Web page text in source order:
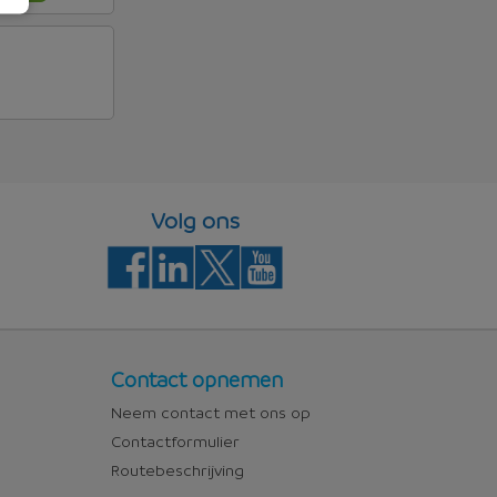
Volg ons
Contact
Contact opnemen
Neem contact met ons op
Contactformulier
Routebeschrijving